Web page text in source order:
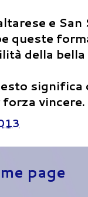
e San
queste
della
vincere.
page